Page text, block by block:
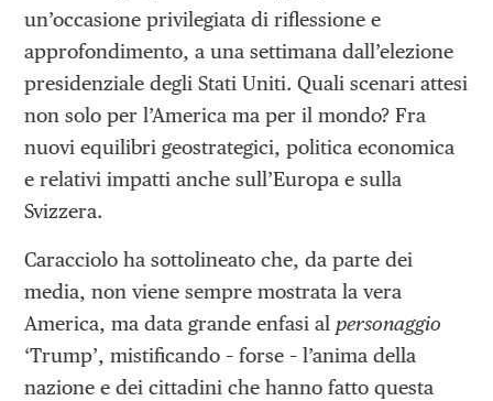
un’occasione privilegiata di riflessione e
approfondimento, a una settimana dall’elezione
presidenziale degli Stati Uniti. Quali scenari attesi
non solo per l’America ma per il mondo? Fra
nuovi equilibri geostrategici, politica economica
e relativi impatti anche sull’Europa e sulla
Svizzera.
Caracciolo ha sottolineato che, da parte dei
media, non viene sempre mostrata la vera
America, ma data grande enfasi al personaggio
‘Trump’, mistificando – forse – l’anima della
nazione e dei cittadini che hanno fatto questa